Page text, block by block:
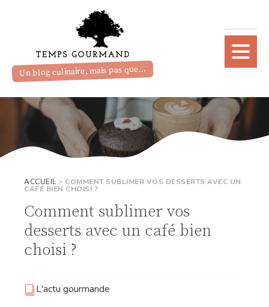
Un blog culinaire, mais pas que...
ACCUEIL> COMMENT SUBLIMER VOS DESSERTS AVEC UN
CAFÉ BIEN CHOISI ?
Comment sublimer vos
desserts avec un café bien
choisi ?
L'actu gourmande